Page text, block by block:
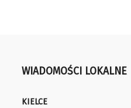
WIADOMOŚCI LOKALNE
KIELCE